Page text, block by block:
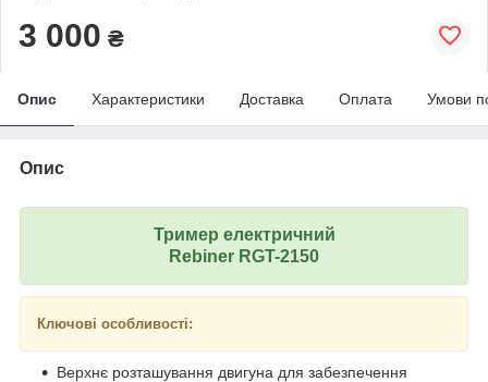
3 000 ₴
Опис Характеристики Доставка Оплата Умови
Опис
Тример електричний
Rebiner RGT-2150
Ключові особливості:
Верхнє розташування двигуна для забезпечення